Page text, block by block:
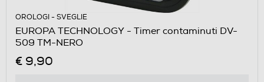
OROLOGI - SVEGLIE
EUROPA TECHNOLOGY - Timer contaminuti DV-
509 TM-NERO
€ 9,90